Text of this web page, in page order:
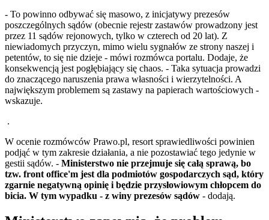
- To powinno odbywać się masowo, z inicjatywy prezesów
poszczególnych sądów (obecnie rejestr zastawów prowadzony jest
przez 11 sądów rejonowych, tylko w czterech od 20 lat). Z
niewiadomych przyczyn, mimo wielu sygnałów ze strony naszej i
petentów, to się nie dzieje - mówi rozmówca portalu. Dodaje, że
konsekwencją jest pogłębiający się chaos. - Taka sytuacja prowadzi
do znaczącego naruszenia prawa własności i wierzytelności. A
największym problemem są zastawy na papierach wartościowych -
wskazuje.
.
W ocenie rozmówców Prawo.pl, resort sprawiedliwości powinien
podjąć w tym zakresie działania, a nie pozostawiać tego jedynie w
gestii sądów. - Ministerstwo nie przejmuje się całą sprawą, bo
tzw. front office'm jest dla podmiotów gospodarczych sąd, który
zgarnie negatywną opinię i będzie przysłowiowym chłopcem do
bicia. W tym wypadku - z winy prezesów sądów - dodają.